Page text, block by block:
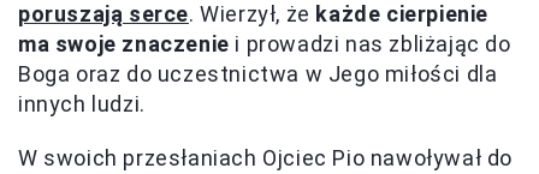
poruszają serce. Wierzył, że każde cierpienie
ma swoje znaczenie i prowadzi nas zbliżając do
Boga oraz do uczestnictwa w Jego miłości dla
innych ludzi.
W swoich przesłaniach Ojciec Pio nawoływał do